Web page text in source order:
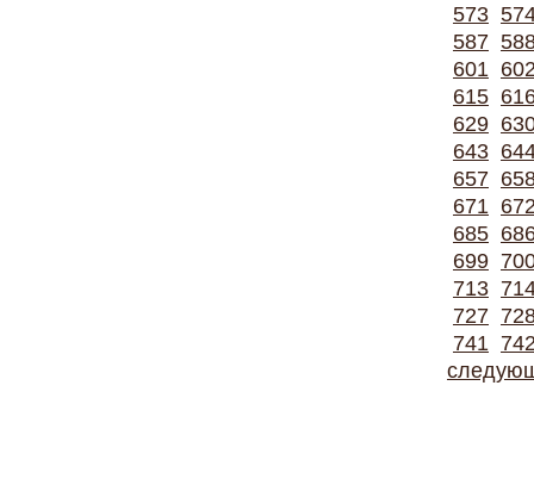
573
587
601
615
629
643
657
671
685
699
713
727
741